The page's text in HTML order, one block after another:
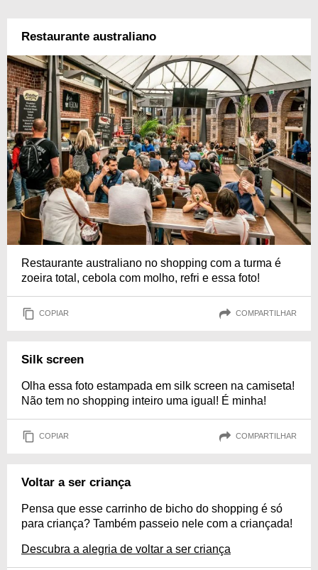
Restaurante australiano
Restaurante australiano no shopping com a turma é
zoeira total, cebola com molho, refri e essa foto!
COPIAR COMPARTILHAR
Silk screen
Olha essa foto estampada em silk screen na camiseta!
Não tem no shopping inteiro uma igual! É minha!
COPIAR COMPARTILHAR
Voltar a ser criança
Pensa que esse carrinho de bicho do shopping é só
para criança? Também passeio nele com a criançada!
Descubra a alegria de voltar a ser criança